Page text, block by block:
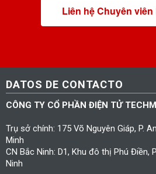
Liên hệ Chuyên
DATOS DE CONTACTO
CÔNG TY CỔ PHẦN ĐIỆN TỬ
Trụ sở chính: 175 Võ Nguyên Giáp, P.
Minh
CN Bắc Ninh: D1, Khu đô thị Phú Điền,
Ninh